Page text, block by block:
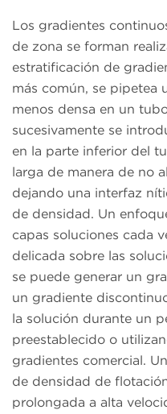
Los gradientes
de zona se forman
estratificación de
más común, se pipetea
menos densa en un
sucesivamente se
en la parte inferior del
larga de manera de no
dejando una interfaz
de densidad. Un
capas soluciones cada
delicada sobre las
se puede generar un
un gradiente
la solución durante un
preestablecido o
gradientes comercial.
de densidad de
prolongada a alta